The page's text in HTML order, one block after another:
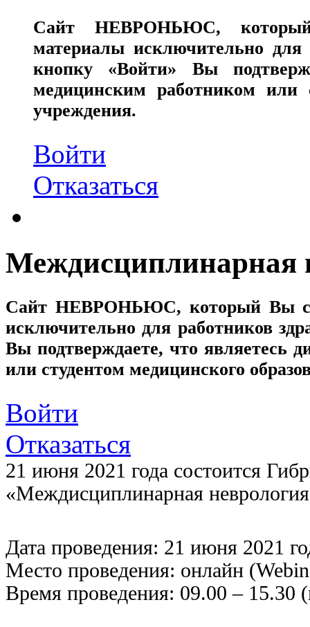
СайтНЕВРОНЬЮС,
материалы исключительно для
кнопку «Войти» Вы
медицинским работником или
учреждения.
Войти
Отказаться
Междисциплинарная
Сайт НЕВРОНЬЮС, который Вы
исключительно для работников
Вы подтверждаете, что являетесь
или студентом медицинского
Войти
Отказаться
21 июня 2021 года состоится
«Междисциплинарная
Дата проведения: 21 июня 2021
Место проведения: онлайн
Время проведения: 09.00 – 15.30